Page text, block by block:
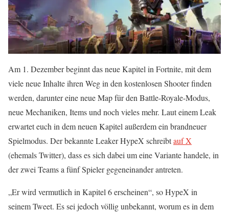
Am 1. Dezember beginnt das neue Kapitel in Fortnite, mit dem
viele neue Inhalte ihren Weg in den kostenlosen Shooter finden
werden, darunter eine neue Map für den Battle-Royale-Modus,
neue Mechaniken, Items und noch vieles mehr. Laut einem Leak
erwartet euch in dem neuen Kapitel außerdem ein brandneuer
Spielmodus. Der bekannte Leaker HypeX schreibtauf X
(ehemals Twitter), dass es sich dabei um eine Variante handele, in
der zwei Teams a fünf Spieler gegeneinander antreten.
„Er wird vermutlich in Kapitel 6 erscheinen“, so HypeX in
seinem Tweet. Es sei jedoch völlig unbekannt, worum es in dem